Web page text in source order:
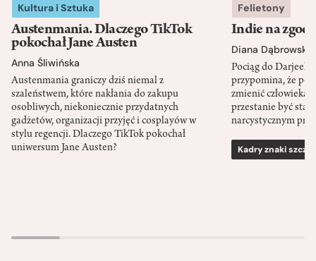
Kultura i Sztuka
Austenmania. Dlaczego TikTok
pokochał Jane Austen
Anna Śliwińska
Austenmania graniczy dziś niemal z
szaleństwem, które nakłania do zakupu
osobliwych, niekoniecznie przydatnych
gadżetów, organizacji przyjęć i cosplayów w
stylu regencji. Dlaczego TikTok pokochał
uniwersum Jane Austen?
Felietony
Indie na
Diana Dąbrowska
Pociąg do
przypomina, że
zmienić człowieka
przestanie być
narcystycznym
Kadry znaki